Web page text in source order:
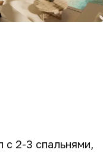
с 2-3 спальнями,